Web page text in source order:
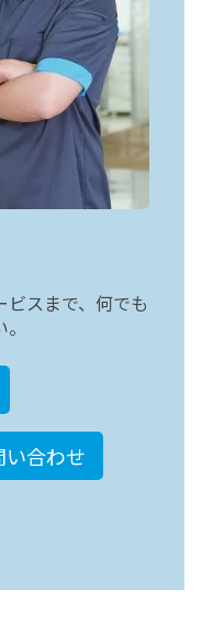
スまで、何でも
合わせ